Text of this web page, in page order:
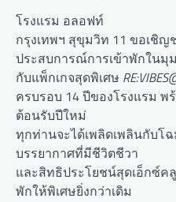
โรงแรม อลอฟท์
กรุงเทพฯ สุขุมวิท 11 ขอเชิ
ประสบการณ์การเข้าพักในมุ
กับแพ็กเกจสุดพิเศษ
ครบรอบ 14 ปีของโรงแรม
ต้อนรับปีใหม่
ทุกท่านจะได้เพลิดเพลินกับโ
บรรยากาศที่มีชีวิตชีวา
และสิทธิประโยชน์สุดเอ็กซ์ค
พักให้พิเศษยิ่งกว่าเดิม